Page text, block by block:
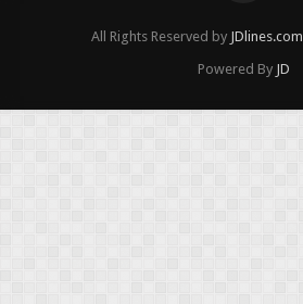
All Rights Reserved by JDlines.com
Powered By JD